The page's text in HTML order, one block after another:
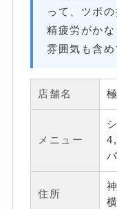
って、ツボ
精疲労がか
雰囲気も含め
店舗名
メニュー
住所